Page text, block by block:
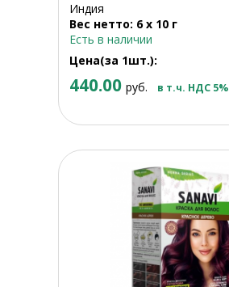
Индия
Вес нетто: 6 х 10 г
Есть в наличии
Цена(за 1шт.):
440.00 руб. в т.ч. НДС 5%